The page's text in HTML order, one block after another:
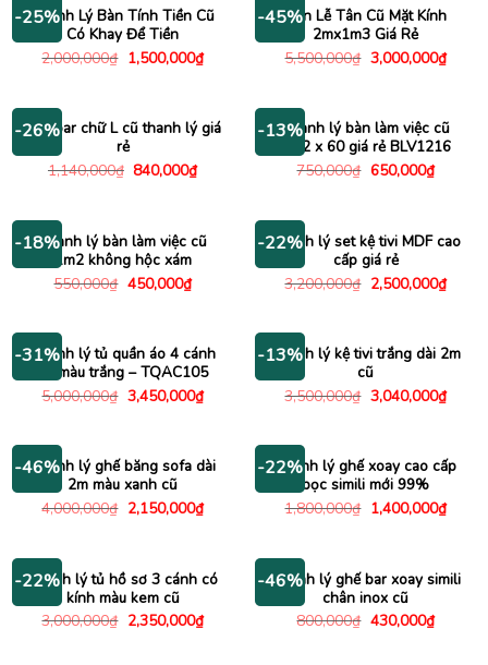
-25%
Thanh Lý Bàn Tính Tiền Cũ
Có Khay Để Tiền
2,000,000₫ Giá
gốc
1,500,000₫Giá
hiện
1,500,000₫.
-45%Bàn Lễ Tân Cũ Mặt Kính
2mx1m3 Giá Rẻ
5,500,000₫ Giá
gốc
3,000,000₫Giá
hiện
-26%
Bàn bar chữ L cũ thanh lý giá
rẻ
1,140,000₫ Giá
840,000₫Giá
hiện
840,000₫.
-13%Thanh lý bàn làm việc cũ
1m2 x 60 giá rẻ BLV1216
750,000₫ Giá
650,000₫Giá
hiện
-18%Thanh lý bàn làm việc cũ
1m2 không hộc xám
550,000₫ Giá
450,000₫Giá
hiện
450,000₫.
-22%
Thanh lý set kệ tivi MDF cao
cấp giá rẻ
3,200,000₫ Giá
gốc
2,500,000₫Giá
hiện
-31%
Thanh lý tủ quần áo 4 cánh
cũ màu trắng – TQAC105
5,000,000₫ Giá
gốc
3,450,000₫Giá
hiện
3,450,000₫.
-13%
Thanh lý kệ tivi trắng dài 2m
cũ
3,500,000₫ Giá
gốc
3,040,000₫Giá
hiện
-46%
Thanh lý ghế băng sofa dài
2m màu xanh cũ
4,000,000₫ Giá
gốc
2,150,000₫Giá
hiện
2,150,000₫.
-22%
Thanh lý ghế xoay cao cấp
bọc simili mới 99%
1,800,000₫ Giá
gốc
1,400,000₫Giá
hiện
-22%
Thanh lý tủ hồ sơ 3 cánh có
kính màu kem cũ
3,000,000₫ Giá
gốc
2,350,000₫Giá
hiện
-46%
Thanh lý ghế bar xoay simili
chân inox cũ
800,000₫ Giá
430,000₫Giá
hiện